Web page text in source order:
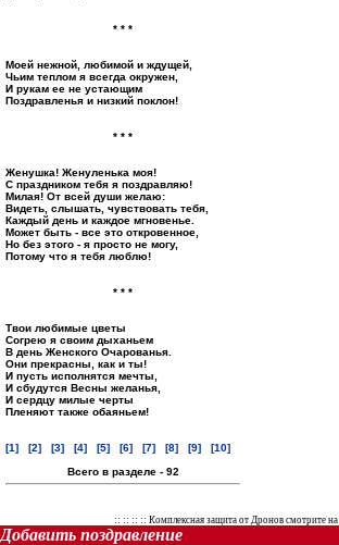
* * *
Моей нежной, любимой и ждущей,
Чьим теплом я всегда окружен,
И рукам ее не устающим
Поздравленья и низкий поклон!
* * *
Женушка! Женуленька моя!
С праздником тебя я поздравляю!
Милая! От всей души желаю:
Видеть, слышать, чувствовать тебя,
Каждый день и каждое мгновенье.
Может быть - все это откровенное,
Но без этого - я просто не могу,
Потому что я тебя люблю!
* * *
Твои любимые цветы
Согрею я своим дыханьем
В день Женского Очарованья.
Они прекрасны, как и ты!
И пусть исполнятся мечты,
И сбудутся Весны желанья,
И сердцу милые черты
Пленяют также обаяньем!
[1] [2] [3] [4] [5] [6] [7] [8] [9]
[10]
Всего в разделе - 92
:: :: :: :: Комплексная защита от Дронов смотрите на
Добавить поздравление